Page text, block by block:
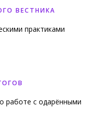
ВЕСТНИКА
практиками
работе с одарёнными